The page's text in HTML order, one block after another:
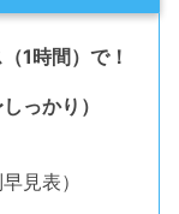
1時間）で！
っかり）
見表）